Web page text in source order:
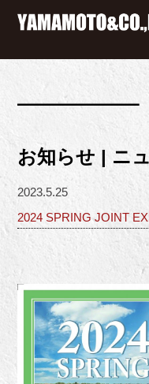
お知らせ | ニ
2023.5.25
2024 SPRING JOINT